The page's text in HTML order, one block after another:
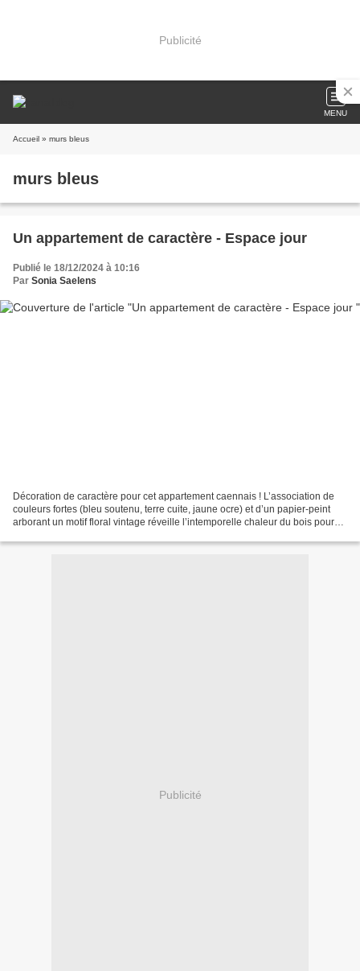
Publicité
MENU
Accueil » murs bleus
murs bleus
Un appartement de caractère - Espace jour
Publié le 18/12/2024 à 10:16
Par Sonia Saelens
Décoration de caractère pour cet appartement caennais ! L’association de
couleurs fortes (bleu soutenu, terre cuite, jaune ocre) et d’un papier-peint
arborant un motif floral vintage réveille l’intemporelle chaleur du bois pour
Publicité